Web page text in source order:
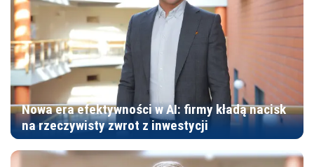
Nowa era efektywności w AI: firmy kładą nacisk
na rzeczywisty zwrot z inwestycji